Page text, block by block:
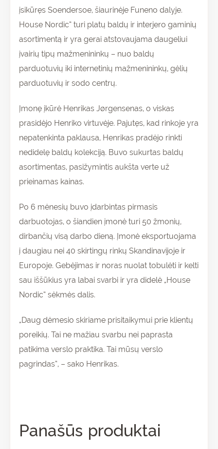
įsikūręs Soendersoe, šiaurinėje Funeno dalyje.
House Nordic“ turi platų baldų ir interjero gaminių
asortimentą ir yra gerai atstovaujama daugeliui
įvairių tipų mažmenininkų – nuo baldų
parduotuvių iki internetinių mažmenininkų, gėlių
parduotuvių ir sodo centrų.
Įmonę įkūrė Henrikas Jørgensenas, o viskas
prasidėjo Henriko virtuvėje. Pajutęs, kad rinkoje yra
nepatenkinta paklausa, Henrikas pradėjo rinkti
nedidelę baldų kolekciją. Buvo sukurtas baldų
asortimentas, pasižymintis aukšta verte už
prieinamas kainas.
Po 6 mėnesių buvo įdarbintas pirmasis
darbuotojas, o šiandien įmonė turi 50 žmonių,
dirbančių visą darbo dieną. Įmonė eksportuojama
į daugiau nei 40 skirtingų rinkų Skandinavijoje ir
Europoje. Gebėjimas ir noras nuolat tobulėti ir kelti
sau iššūkius yra labai svarbi ir yra didelė „House
Nordic“ sėkmės dalis.
„Daug dėmesio skiriame prisitaikymui prie klientų
poreikių. Tai ne mažiau svarbu nei paprasta
patikima verslo praktika. Tai mūsų verslo
pagrindas“, – sako Henrikas.
Panašūs produktai